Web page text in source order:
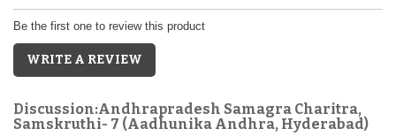
Be the first one to review this product
WRITE A REVIEW
Discussion:Andhrapradesh Samagra Charitra,
Samskruthi- 7 (Aadhunika Andhra, Hyderabad)